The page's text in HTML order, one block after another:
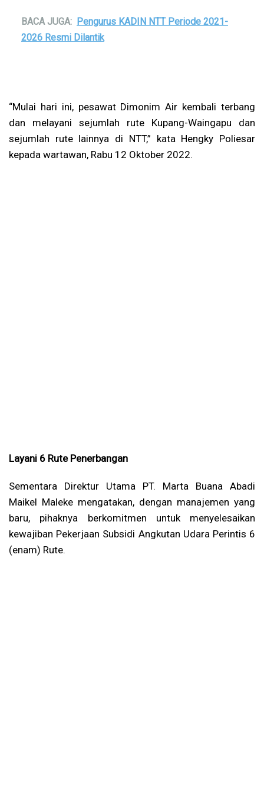
BACA JUGA: Pengurus KADIN NTT Periode 2021-
2026 Resmi Dilantik
“Mulai hari ini, pesawat Dimonim Air kembali terbang
dan melayani sejumlah rute Kupang-Waingapu dan
sejumlah rute lainnya di NTT,” kata Hengky Poliesar
kepada wartawan, Rabu 12 Oktober 2022.
Layani 6 Rute Penerbangan
Sementara Direktur Utama PT. Marta Buana Abadi
Maikel Maleke mengatakan, dengan manajemen yang
baru, pihaknya berkomitmen untuk menyelesaikan
kewajiban Pekerjaan Subsidi Angkutan Udara Perintis 6
(enam) Rute.